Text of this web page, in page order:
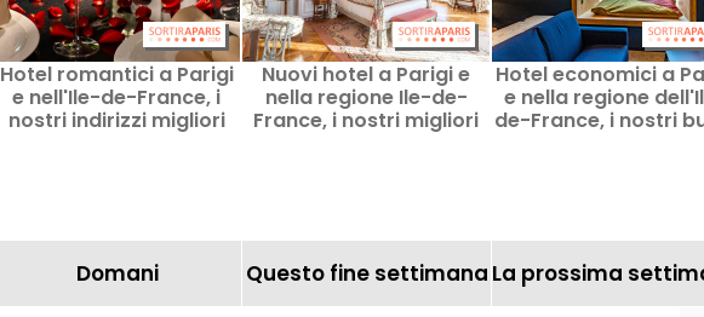
Hotel romantici a Parigi
e nell'Ile-de-France, i
nostri indirizzi migliori
Nuovi hotel a Parigi e
nella regione Ile-de-
France, i nostri migliori
Hotel economici a
e nella regione
de-France, i nostri
Domani Questo fine settimana La prossima